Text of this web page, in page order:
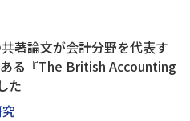
著論文が会計分野を代表す
る『The British Accounting
た